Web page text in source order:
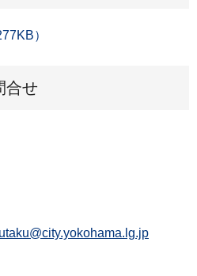
）
合せ